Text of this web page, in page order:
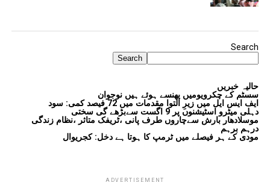
Search
Search
حالیہ خبریں
سسٹم کے چکرویومیں پھنسے ہوئے ہیں نوجوان
ایف ایس ایل میں زیرِ التوا مقدمات میں 72 فیصد کمی: سود
دہلی میٹرو اسٹیشنوں پر 9 اگست سےبڑھے گی سختی
موسلادھار بارش سےچاروں طرف پانی ،ٹریفک متاثر ،نظام زندگی
درہم برہم
مودی کے ہر فیصلے میں ٹرمپ کا ہوتا ہے دخل: کجریوال
ADVERTISEMENT